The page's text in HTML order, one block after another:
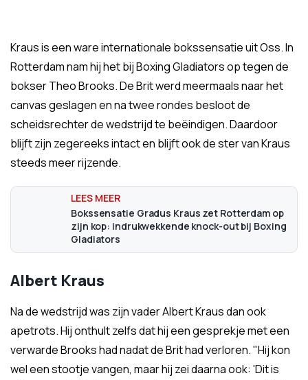
Kraus is een ware internationale bokssensatie uit Oss. In
Rotterdam nam hij het bij Boxing Gladiators op tegen de
bokser Theo Brooks. De Brit werd meermaals naar het
canvas geslagen en na twee rondes besloot de
scheidsrechter de wedstrijd te beëindigen. Daardoor
blijft zijn zegereeks intact en blijft ook de ster van Kraus
steeds meer rijzende.
Bokssensatie Gradus Kraus zet Rotterdam op
zijn kop: indrukwekkende knock-out bij Boxing
Gladiators
Albert Kraus
Na de wedstrijd was zijn vader Albert Kraus dan ook
apetrots. Hij onthult zelfs dat hij een gesprekje met een
verwarde Brooks had nadat de Brit had verloren. "Hij kon
wel een stootje vangen, maar hij zei daarna ook: 'Dit is